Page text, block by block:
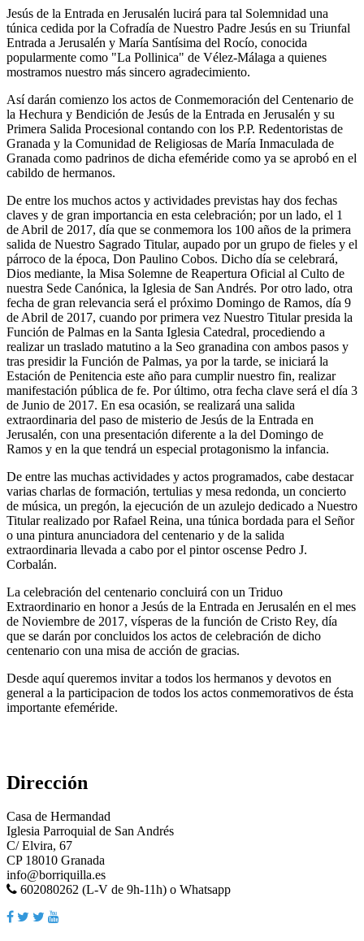
Jesús de la Entrada en Jerusalén lucirá para tal Solemnidad una
túnica cedida por la Cofradía de Nuestro Padre Jesús en su Triunfal
Entrada a Jerusalén y María Santísima del Rocío, conocida
popularmente como "La Pollinica" de Vélez-Málaga a quienes
mostramos nuestro más sincero agradecimiento.
Así darán comienzo los actos de Conmemoración del Centenario de
la Hechura y Bendición de Jesús de la Entrada en Jerusalén y su
Primera Salida Procesional contando con los P.P. Redentoristas de
Granada y la Comunidad de Religiosas de María Inmaculada de
Granada como padrinos de dicha efeméride como ya se aprobó en el
cabildo de hermanos.
De entre los muchos actos y actividades previstas hay dos fechas
claves y de gran importancia en esta celebración; por un lado, el 1
de Abril de 2017, día que se conmemora los 100 años de la primera
salida de Nuestro Sagrado Titular, aupado por un grupo de fieles y el
párroco de la época, Don Paulino Cobos. Dicho día se celebrará,
Dios mediante, la Misa Solemne de Reapertura Oficial al Culto de
nuestra Sede Canónica, la Iglesia de San Andrés. Por otro lado, otra
fecha de gran relevancia será el próximo Domingo de Ramos, día 9
de Abril de 2017, cuando por primera vez Nuestro Titular presida la
Función de Palmas en la Santa Iglesia Catedral, procediendo a
realizar un traslado matutino a la Seo granadina con ambos pasos y
tras presidir la Función de Palmas, ya por la tarde, se iniciará la
Estación de Penitencia este año para cumplir nuestro fin, realizar
manifestación pública de fe. Por último, otra fecha clave será el día 3
de Junio de 2017. En esa ocasión, se realizará una salida
extraordinaria del paso de misterio de Jesús de la Entrada en
Jerusalén, con una presentación diferente a la del Domingo de
Ramos y en la que tendrá un especial protagonismo la infancia.
De entre las muchas actividades y actos programados, cabe destacar
varias charlas de formación, tertulias y mesa redonda, un concierto
de música, un pregón, la ejecución de un azulejo dedicado a Nuestro
Titular realizado por Rafael Reina, una túnica bordada para el Señor
o una pintura anunciadora del centenario y de la salida
extraordinaria llevada a cabo por el pintor oscense Pedro J.
Corbalán.
La celebración del centenario concluirá con un Triduo
Extraordinario en honor a Jesús de la Entrada en Jerusalén en el mes
de Noviembre de 2017, vísperas de la función de Cristo Rey, día
que se darán por concluidos los actos de celebración de dicho
centenario con una misa de acción de gracias.
Desde aquí queremos invitar a todos los hermanos y devotos en
general a la participacion de todos los actos conmemorativos de ésta
importante efeméride.
Dirección
Casa de Hermandad
Iglesia Parroquial de San Andrés
C/ Elvira, 67
CP 18010 Granada
info@borriquilla.es
602080262 (L-V de 9h-11h) o Whatsapp